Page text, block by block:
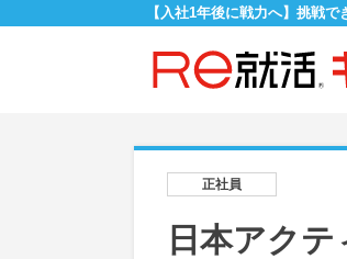
【入社1年後に戦力へ】挑戦
正社員
日本アク